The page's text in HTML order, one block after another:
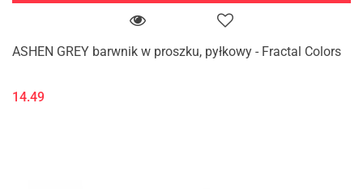
ASHEN GREY barwnik w proszku, pyłkowy - Fractal Colors
14.49